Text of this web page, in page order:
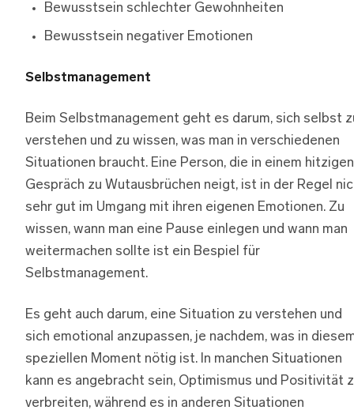
Bewusstsein schlechter Gewohnheiten
Bewusstsein negativer Emotionen
Selbstmanagement
Beim Selbstmanagement geht es darum, sich selbst
verstehen und zu wissen, was man in verschiedenen
Situationen braucht. Eine Person, die in einem hitzigen
Gespräch zu Wutausbrüchen neigt, ist in der Regel
sehr gut im Umgang mit ihren eigenen Emotionen. Zu
wissen, wann man eine Pause einlegen und wann man
weitermachen sollte ist ein Bespiel für
Selbstmanagement.
Es geht auch darum, eine Situation zu verstehen und
sich emotional anzupassen, je nachdem, was in
speziellen Moment nötig ist. In manchen Situationen
kann es angebracht sein, Optimismus und Positivität
verbreiten, während es in anderen Situationen